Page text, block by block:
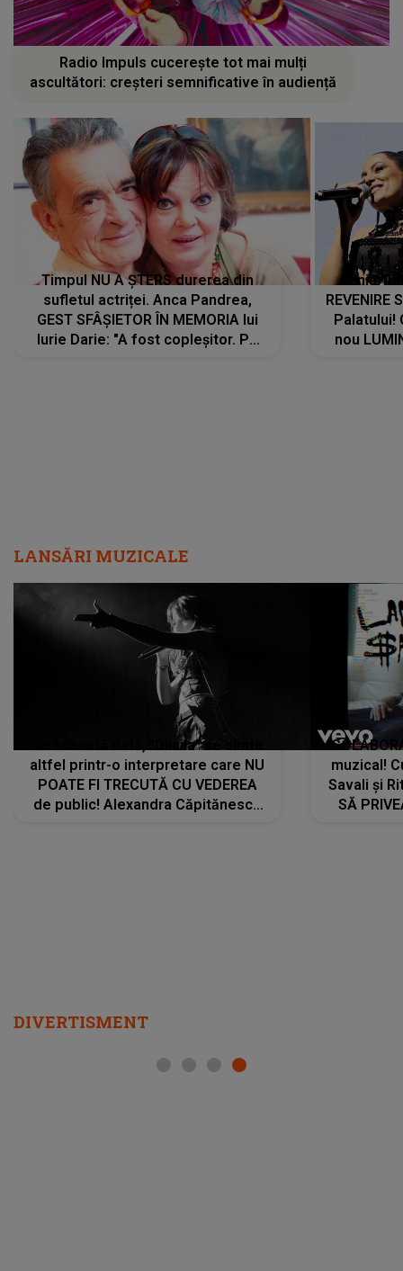
Radio Impuls cucerește tot mai mulți
ascultători: creșteri semnificative în audiență
Timpul NU A ȘTERS durerea din
sufletul actriței. Anca Pandrea,
GEST SFÂȘIETOR ÎN MEMORIA lui
Iurie Darie: "A fost copleșitor. Pe
Tania
REVENIRE
Palatului!
nou
LANSĂRI MUZICALE
De această dată, "Dilaila" se simte
altfel printr-o interpretare care NU
POATE FI TRECUTĂ CU VEDEREA
de public! Alexandra Căpitănescu
muzical!
Savali și
SĂ
DIVERTISMENT